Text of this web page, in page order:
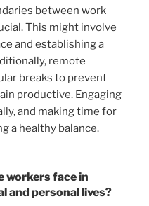
between work
This might involve
and establishing a
remote
breaks to prevent
productive. Engaging
and making time for
a healthy balance.
workers face in
and personal lives?